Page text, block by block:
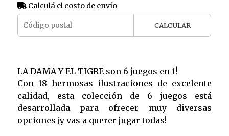
Calculá el costo de envío
CALCULAR
LA DAMA Y EL TIGRE son 6 juegos en 1!
Con 18 hermosas ilustraciones de excelente
calidad, esta colección de 6 juegos está
desarrollada para ofrecer muy diversas
opciones ¡y vas a querer jugar todas!